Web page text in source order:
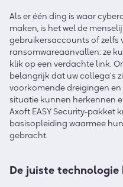
Als er één ding is waar
maken, is het wel de
gebruikersaccounts of zelfs
ransomwareaanvallen: ze
klik op een verdachte link.
belangrijk dat uw collega’s
voorkomende dreigingen
situatie kunnen herkennen
Axoft EASY Security-pakket
basisopleiding waarmee
gebracht.
De juiste technologie